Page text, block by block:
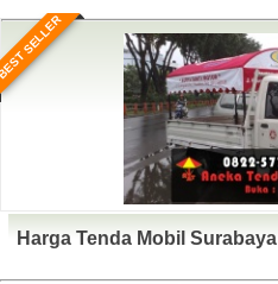
SELLER
Harga Tenda Mobil Surabaya